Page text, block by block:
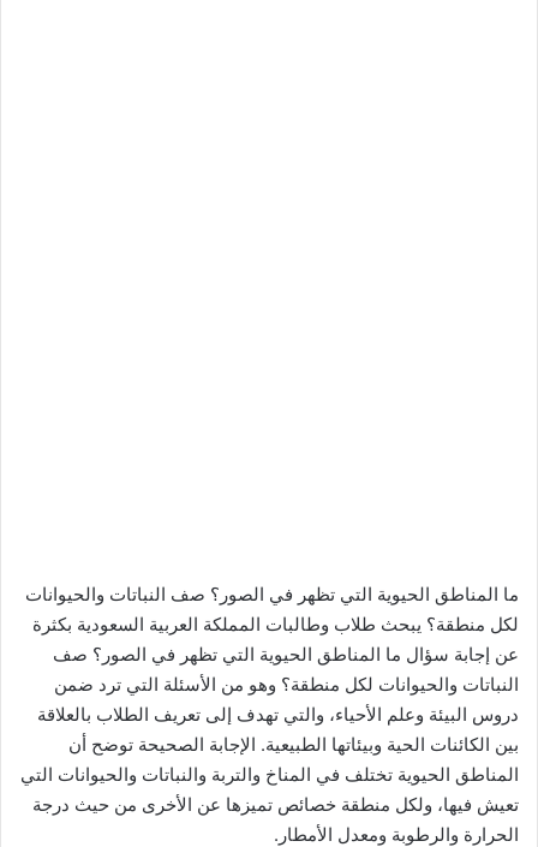
ما المناطق الحيوية التي تظهر في الصور؟ صف النباتات والحيوانات
لكل منطقة؟ يبحث طلاب وطالبات المملكة العربية السعودية بكثرة
عن إجابة سؤال ما المناطق الحيوية التي تظهر في الصور؟ صف
النباتات والحيوانات لكل منطقة؟ وهو من الأسئلة التي ترد ضمن
دروس البيئة وعلم الأحياء، والتي تهدف إلى تعريف الطلاب بالعلاقة
بين الكائنات الحية وبيئاتها الطبيعية. الإجابة الصحيحة توضح أن
المناطق الحيوية تختلف في المناخ والتربة والنباتات والحيوانات التي
تعيش فيها، ولكل منطقة خصائص تميزها عن الأخرى من حيث درجة
الحرارة والرطوبة ومعدل الأمطار.